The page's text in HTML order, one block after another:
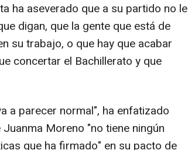
ha aseverado que a su partido no le
digan, que la gente que está de
su trabajo, o que hay que acabar
concertar el Bachillerato y que
a parecer normal", ha enfatizado
Moreno "no tiene ningún
que ha firmado" en su pacto de